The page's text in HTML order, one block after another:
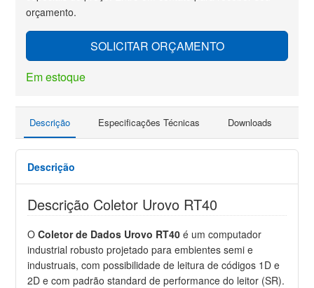
orçamento.
SOLICITAR ORÇAMENTO
Em estoque
Descrição Especificações Técnicas Downloads
Descrição
Descrição Coletor Urovo RT40
OColetor de Dados Urovo RT40 é um computador
industrial robusto projetado para embientes semi e
industruais, com possibilidade de leitura de códigos 1D e
2D e com padrão standard de performance do leitor (SR).